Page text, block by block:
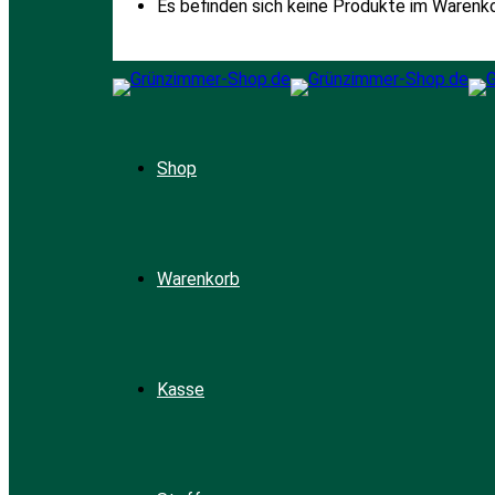
Es befinden sich keine Produkte im
Shop
Warenkorb
Kasse